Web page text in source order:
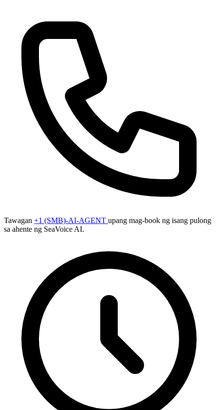
Tawagan +1 (SMB)-AI-AGENT upang mag-book ng isang pulong
sa ahente ng SeaVoice AI.